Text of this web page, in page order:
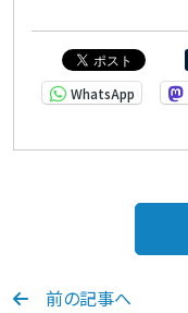
WhatsApp
前の記事へ